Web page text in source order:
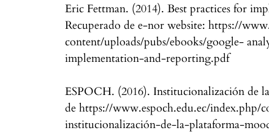
Eric Fettman. (2014). Best practices for
Recuperado de e-nor website: https://
content/uploads/pubs/ebooks/google-
implementation-and-reporting.pdf
ESPOCH. (2016). Institucionalización de
de https://www.espoch.edu.ec/index.php/
institucionalización-de-la-plataforma-